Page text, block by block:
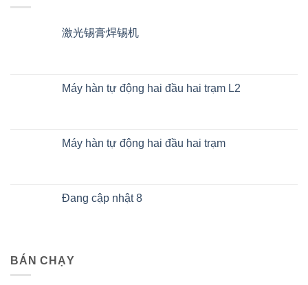
激光锡膏焊锡机
Máy hàn tự động hai đầu hai trạm L2
Máy hàn tự động hai đầu hai trạm
Đang cập nhật 8
BÁN CHẠY